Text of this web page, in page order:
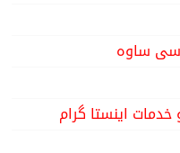
ساوه
اینستا گرام